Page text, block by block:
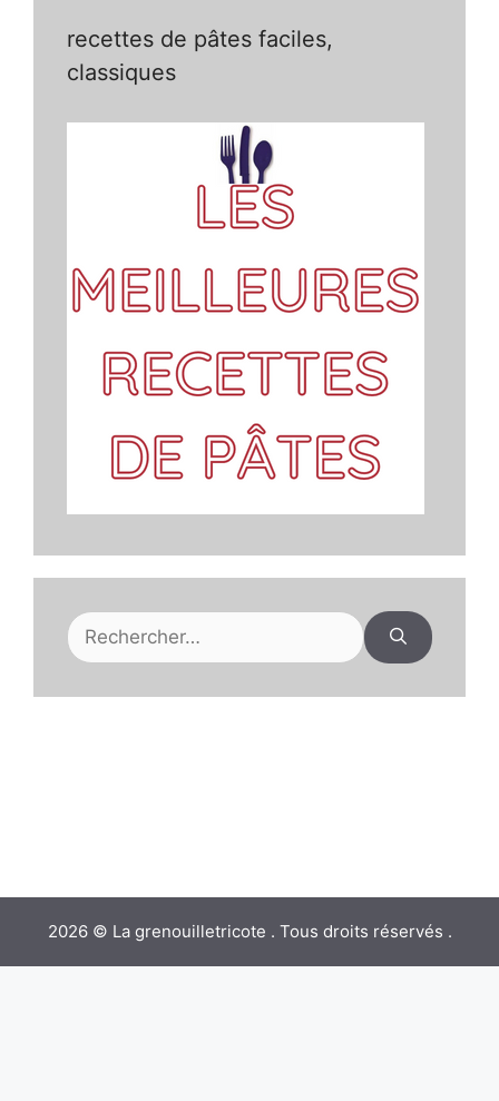
recettes de pâtes faciles,
classiques
Rechercher :
2026 © La grenouilletricote . Tous droits réservés .